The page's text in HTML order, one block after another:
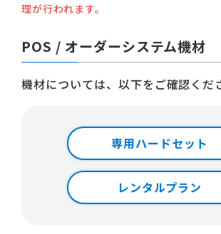
理が行われます。
POS / オーダーシステム機材
機材については、以下をご確認くだ
専用ハードセット
レンタルプラン